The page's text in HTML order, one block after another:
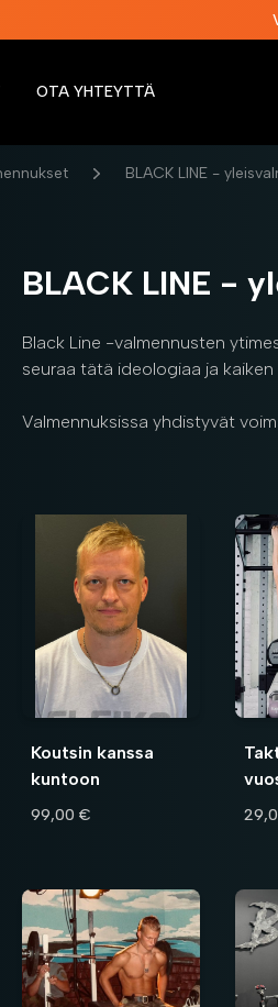
OTA YHTEYTTÄ
BLACK LINE -
BLACK LINE -
Black Line -valmennusten
seuraa tätä ideologiaa ja
Valmennuksissa yhdistyvät
Koutsin kanssa
kuntoon
99,00 €